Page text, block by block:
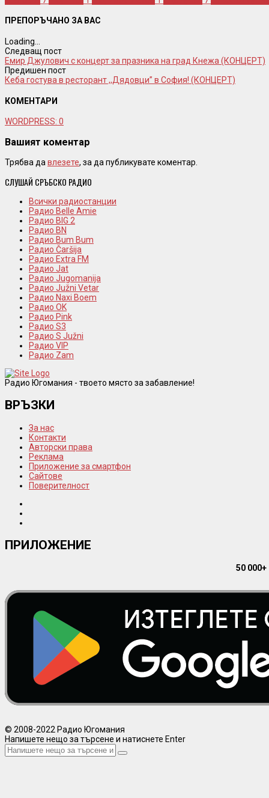
ПРЕПОРЪЧАНО ЗА ВАС
Loading...
Следващ пост
Емир Джулович с концерт за празника на град Кнежа (КОНЦЕРТ)
Предишен пост
Кеба гостува в ресторант ,,Дядовци” в София! (КОНЦЕРТ)
КОМЕНТАРИ
WORDPRESS: 0
Вашият коментар
Трябва да влезете, за да публикувате коментар.
СЛУШАЙ СРЪБСКО РАДИО
Всички радиостанции
Радио Belle Amie
Радио BIG 2
Радио BN
Радио Bum Bum
Радио Čaršija
Радио Extra FM
Радио Jat
Радио Jugomanija
Радио Južni Vetar
Радио Naxi Boem
Радио OK
Радио Pink
Радио S3
Радио S Južni
Радио VIP
Радио Zam
Радио Югомания - твоето място за забавление!
ВРЪЗКИ
За нас
Контакти
Авторски права
Реклама
Приложение за смартфон
Сайтове
Поверителност
ПРИЛОЖЕНИЕ
50
© 2008-2022 Радио Югомания
Напишете нещо за търсене и натиснете Enter